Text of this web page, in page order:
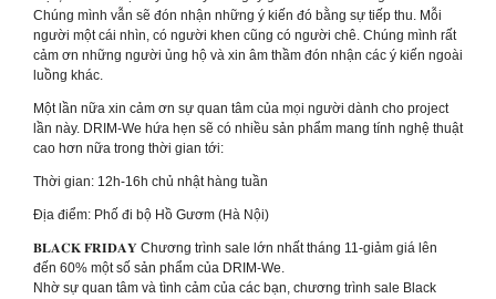
Chúng mình vẫn sẽ đón nhận những ý kiến đó bằng sự tiếp thu. Mỗi
người một cái nhìn, có người khen cũng có người chê. Chúng mình rất
cảm ơn những người ủng hộ và xin âm thầm đón nhận các ý kiến ngoài
luồng khác.
Một lần nữa xin cảm ơn sự quan tâm của mọi người dành cho project
lần này. DRIM-We hứa hẹn sẽ có nhiều sản phẩm mang tính nghệ thuật
cao hơn nữa trong thời gian tới:
Thời gian: 12h-16h chủ nhật hàng tuần
Địa điểm: Phố đi bộ Hồ Gươm (Hà Nội)
𝐁𝐋𝐀𝐂𝐊 𝐅𝐑𝐈𝐃𝐀𝐘 Chương trình sale lớn nhất tháng 11-giảm giá lên
đến 60% một số sản phẩm của DRIM-We.
Nhờ sự quan tâm và tình cảm của các bạn, chương trình sale Black